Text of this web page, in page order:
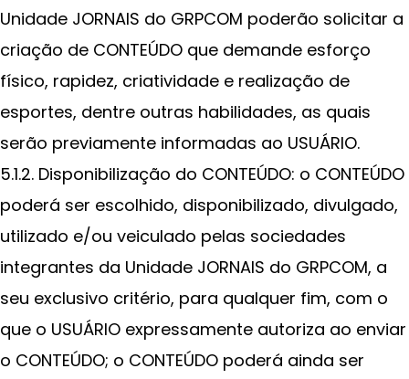
Unidade JORNAIS do GRPCOM poderão solicitar a
criação de CONTEÚDO que demande esforço
físico, rapidez, criatividade e realização de
esportes, dentre outras habilidades, as quais
serão previamente informadas ao USUÁRIO.
5.1.2. Disponibilização do CONTEÚDO: o CONTEÚDO
poderá ser escolhido, disponibilizado, divulgado,
utilizado e/ou veiculado pelas sociedades
integrantes da Unidade JORNAIS do GRPCOM, a
seu exclusivo critério, para qualquer fim, com o
que o USUÁRIO expressamente autoriza ao enviar
o CONTEÚDO; o CONTEÚDO poderá ainda ser